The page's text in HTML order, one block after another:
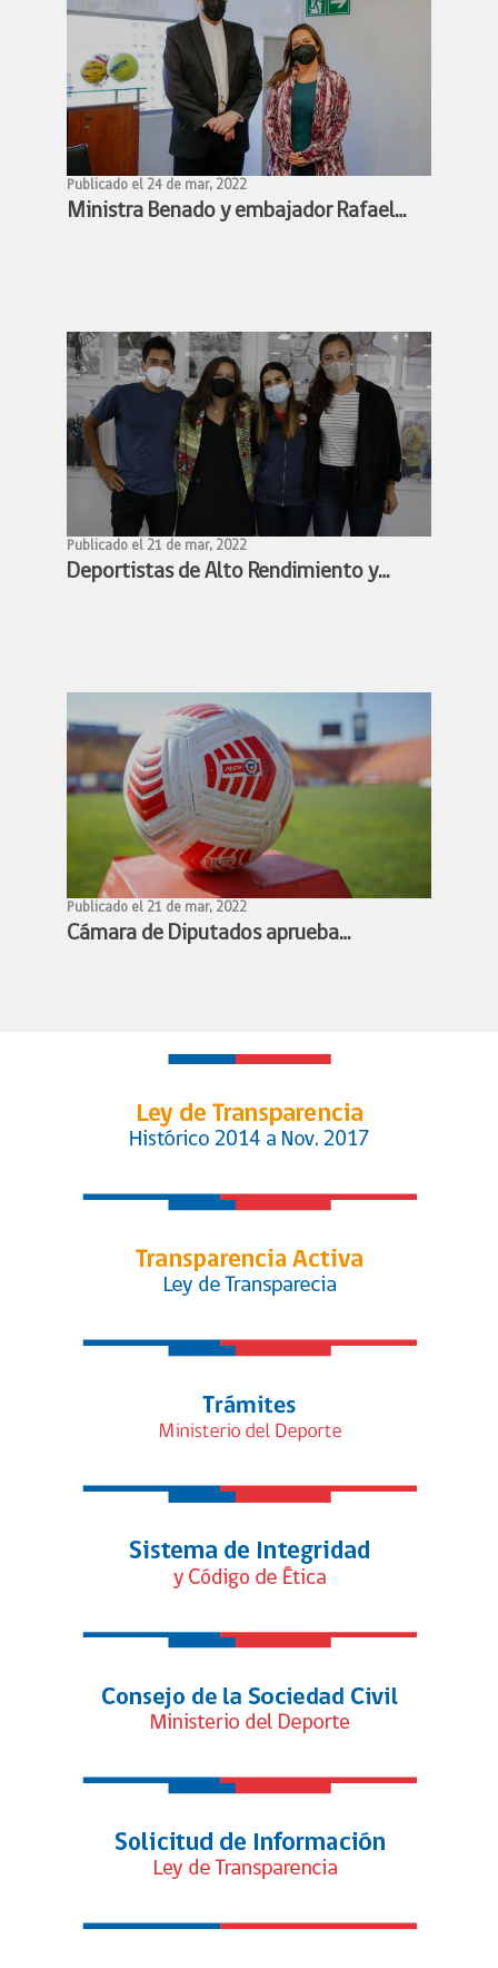
Publicado el 24 de mar, 2022
Ministra Benado y embajador Rafael
deportivas
Publicado el 21 de mar, 2022
Deportistas de Alto Rendimiento y
de alto rendimiento
Publicado el 21 de mar, 2022
Cámara de Diputados aprueba